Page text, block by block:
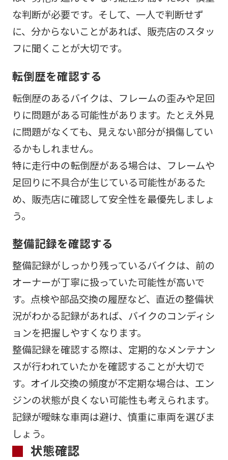
な判断が必要です。そして、一人で判断せず
に、分からないことがあれば、販売店のスタッ
フに聞くことが大切です。
転倒歴を確認する
転倒歴のあるバイクは、フレームの歪みや足回
りに問題がある可能性があります。たとえ外見
に問題がなくても、見えない部分が損傷してい
るかもしれません。
特に走行中の転倒歴がある場合は、フレームや
足回りに不具合が生じている可能性があるた
め、販売店に確認して安全性を最優先しましょ
う。
整備記録を確認する
整備記録がしっかり残っているバイクは、前の
オーナーが丁寧に扱っていた可能性が高いで
す。点検や部品交換の履歴など、直近の整備状
況がわかる記録があれば、バイクのコンディシ
ョンを把握しやすくなります。
整備記録を確認する際は、定期的なメンテナン
スが行われていたかを確認することが大切で
す。オイル交換の頻度が不定期な場合は、エン
ジンの状態が良くない可能性も考えられます。
記録が曖昧な車両は避け、慎重に車両を選びま
しょう。
状態確認